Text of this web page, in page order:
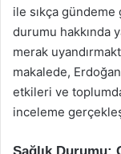
ile sıkça
durumu hakkında
merak
makalede,
etkileri ve
inceleme